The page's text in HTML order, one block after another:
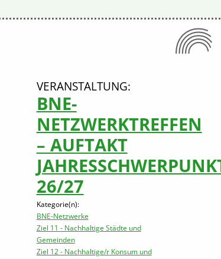
BNE-
NETZWERKTREFFEN
– AUFTAKT
26/27
Kategorie(n):
BNE-Netzwerke
Ziel 11 - Nachhaltige Städte und
Gemeinden
Ziel 12 - Nachhaltige/r Konsum und